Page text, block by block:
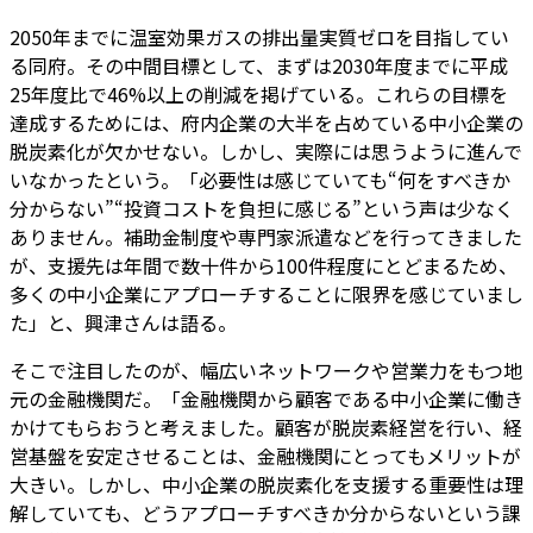
2050年までに温室効果ガスの排出量実質ゼロを目指してい
る同府。その中間目標として、まずは2030年度までに平成
25年度比で46%以上の削減を掲げている。これらの目標を
達成するためには、府内企業の大半を占めている中小企業の
脱炭素化が欠かせない。しかし、実際には思うように進んで
いなかったという。「必要性は感じていても“何をすべきか
分からない”“投資コストを負担に感じる”という声は少なく
ありません。補助金制度や専門家派遣などを行ってきました
が、支援先は年間で数十件から100件程度にとどまるため、
多くの中小企業にアプローチすることに限界を感じていまし
た」と、興津さんは語る。
そこで注目したのが、幅広いネットワークや営業力をもつ地
元の金融機関だ。「金融機関から顧客である中小企業に働き
かけてもらおうと考えました。顧客が脱炭素経営を行い、経
営基盤を安定させることは、金融機関にとってもメリットが
大きい。しかし、中小企業の脱炭素化を支援する重要性は理
解していても、どうアプローチすべきか分からないという課